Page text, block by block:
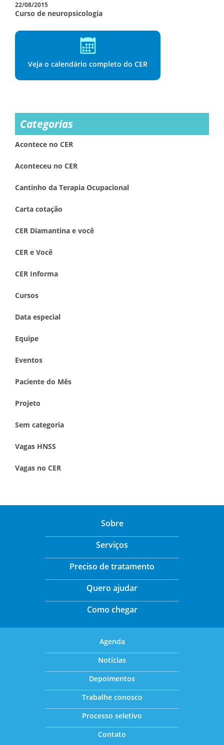
22/08/2015
Curso de neuropsicologia
Veja o calendário completo do CER
Categorias
Acontece no CER
Aconteceu no CER
Cantinho da Terapia Ocupacional
Carta cotação
CER Diamantina e você
CER e Você
CER Informa
Cursos
Data especial
Equipe
Eventos
Paciente do Mês
Projeto
Sem categoria
Vagas HNSS
Vagas no CER
Sobre
Serviços
Preciso de tratamento
Quero ajudar
Como chegar
Agenda
Notícias
Depoimentos
Trabalhe conosco
Processo seletivo
Contato